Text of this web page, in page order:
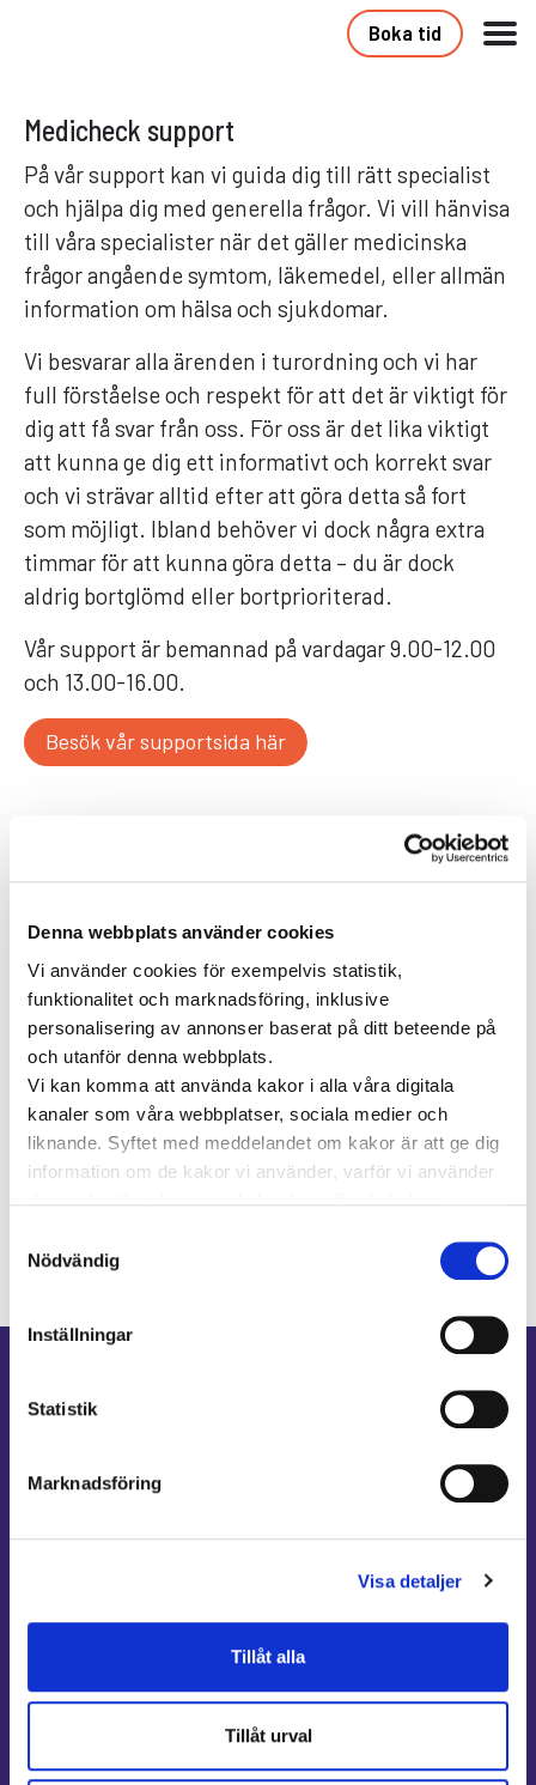
Denna webbplats använder cookies
Vi använder cookies för exempelvis statistik,
funktionalitet och marknadsföring, inklusive
personalisering av annonser baserat på ditt beteende på
och utanför denna webbplats.
Vi kan komma att använda kakor i alla våra digitala
kanaler som våra webbplatser, sociala medier och
liknande. Syftet med meddelandet om kakor är att ge dig
information om de kakor vi använder, varför vi använder
vi behandlar personuppgifter i vår
Integritetspolicy
Nödvändig
Inställningar
Statistik
Marknadsföring
Visa detaljer
Tillåt alla
Tillåt urval
Boka tid
Medicheck support
På vår support kan vi guida dig till rätt specialist
och hjälpa dig med generella frågor. Vi vill hänvisa
till våra specialister när det gäller medicinska
frågor angående symtom, läkemedel, eller allmän
information om hälsa och sjukdomar.
Vi besvarar alla ärenden i turordning och vi har
full förståelse och respekt för att det är viktigt för
dig att få svar från oss. För oss är det lika viktigt
att kunna ge dig ett informativt och korrekt svar
och vi strävar alltid efter att göra detta så fort
som möjligt. Ibland behöver vi dock några extra
timmar för att kunna göra detta – du är dock
aldrig bortglömd eller bortprioriterad.
Vår support är bemannad på vardagar 9.00-12.00
och 13.00-16.00.
Besök vår supportsida här
support@medicheck.se.
I samband med att du kontaktar oss via e-post
ger du oss medgivande att behandla dina
personuppgifter.
Viktigt!Skicka aldrig med patientdata
(information om ditt nuvarande eller framtida
fysiska eller psykiska hälsotillstånd) eller
känsliga/skyddsvärda personuppgifter.
Våra specialister
Avgifter
Bloggen Hjärta för vården
Om oss
Press